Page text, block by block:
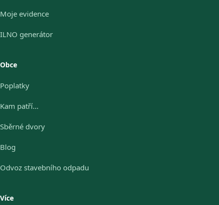
Moje evidence
ILNO generátor
Obce
Poplatky
Kam patří…
Sběrné dvory
Blog
Odvoz stavebního odpadu
Více